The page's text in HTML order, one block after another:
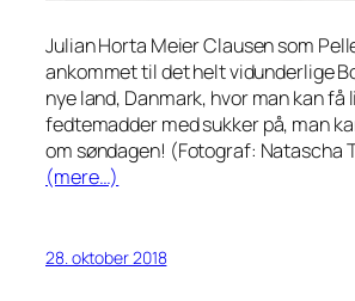
Julian Horta Meier Clausen som
ankommet til det helt vidunderlige
nye land, Danmark, hvor man kan få
fedtemadder med sukker på, man
om søndagen! (Fotograf: Natascha
(mere…)
28. oktober 2018